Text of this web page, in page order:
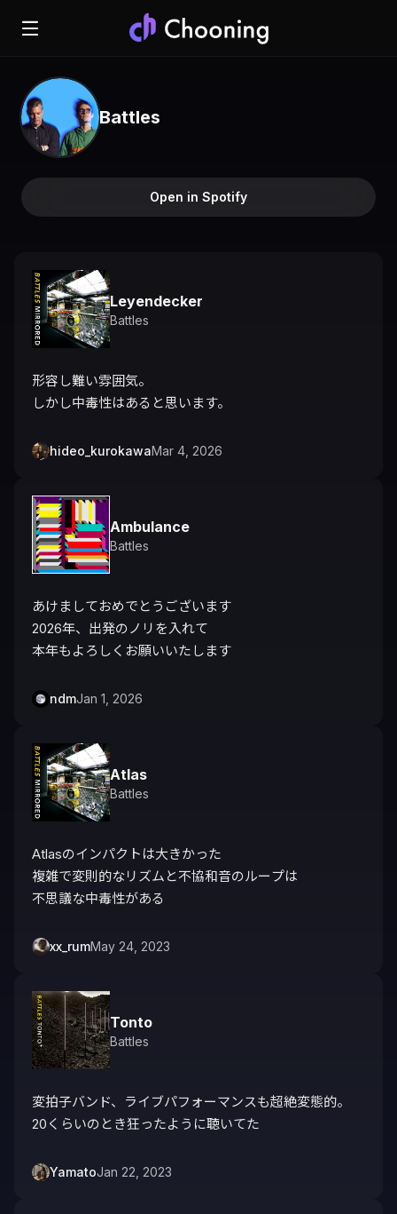
Battles
Open in Spotify
Leyendecker
Battles
形容し難い雰囲気。
しかし中毒性はあると思います。
hideo_kurokawaMar 4, 2026
Ambulance
Battles
あけましておめでとうございます
2026年、出発のノリを入れて
本年もよろしくお願いいたします
ndmJan 1, 2026
Atlas
Battles
Atlasのインパクトは大きかった
複雑で変則的なリズムと不協和音のループは
不思議な中毒性がある
xx_rumMay 24, 2023
Tonto
Battles
変拍子バンド、ライブパフォーマンスも超絶変態的。
20くらいのとき狂ったように聴いてた
YamatoJan 22, 2023